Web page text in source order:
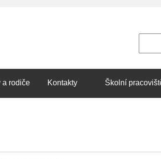
a rodiče Kontakty Školní